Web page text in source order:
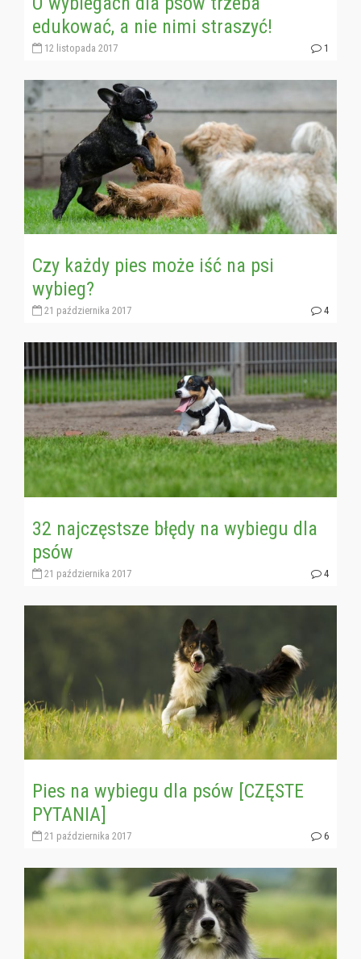
edukować, a nie nimi straszyć!
12 listopada 2017 1
Czy każdy pies może iść na psi
wybieg?
21 października 2017 4
32 najczęstsze błędy na wybiegu dla
psów
21 października 2017 4
Pies na wybiegu dla psów [CZĘSTE
PYTANIA]
21 października 2017 6